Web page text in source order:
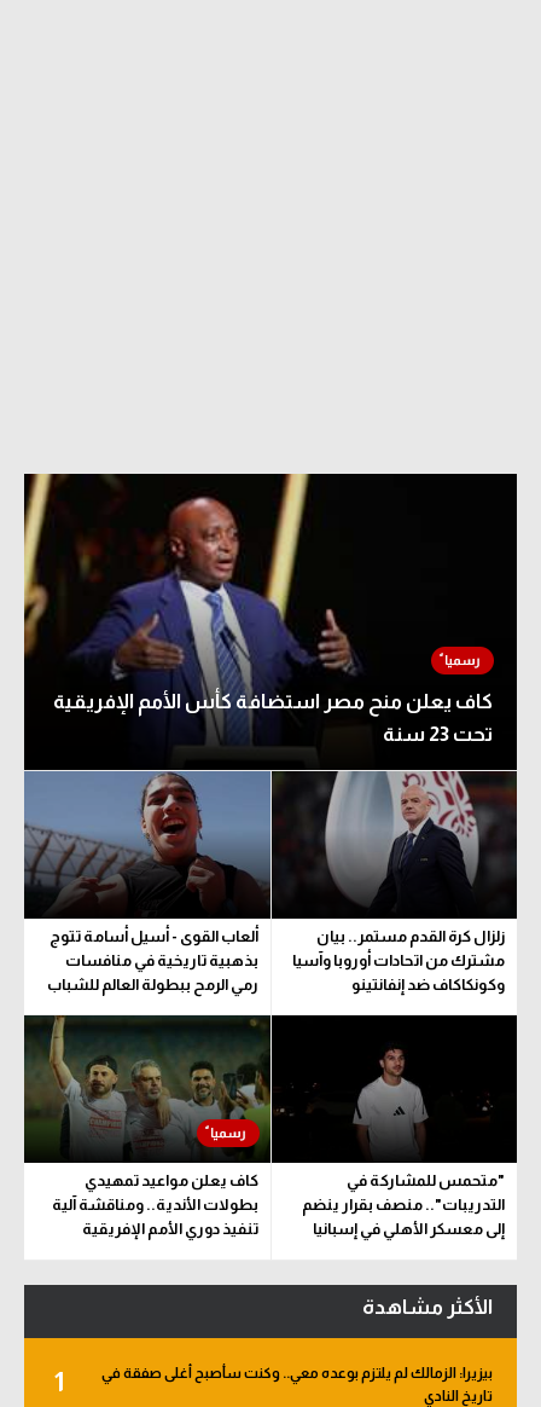
كاف يعلن منح مصر استضافة كأس الأمم الإفريقية
تحت 23 سنة
زلزال كرة القدم مستمر.. بيان
مشترك من اتحادات أوروبا وآسيا
وكونكاكاف ضد إنفانتينو
ألعاب القوى - أسيل أسامة تتوج
بذهبية تاريخية في منافسات
رمي الرمح ببطولة العالم للشباب
"متحمس للمشاركة في
التدريبات".. منصف بقرار ينضم
إلى معسكر الأهلي في إسبانيا
كاف يعلن مواعيد تمهيدي
بطولات الأندية.. ومناقشة آلية
تنفيذ دوري الأمم الإفريقية
الأكثر مشاهدة
1
بيزيرا: الزمالك لم يلتزم بوعده معي.. وكنت سأصبح أغلى صفقة في
تاريخ النادي